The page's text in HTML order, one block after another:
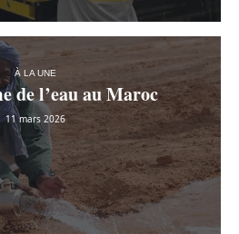
À LA UNE
de l’eau au Maroc
11 mars 2026